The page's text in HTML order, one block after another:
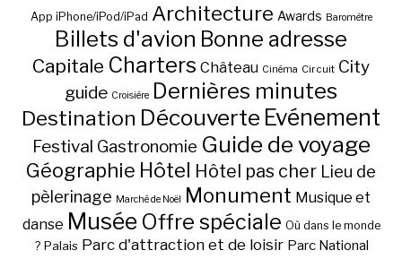
App iPhone/iPod/iPad Architecture Awards Baromètre
Billets d'avion Bonne adresse
Capitale Charters Château Cinéma Circuit City
guide Croisière Dernières minutes
Destination Découverte Evénement
Festival Gastronomie Guide de voyage
Géographie Hôtel Hôtel pas cher Lieu de
pèlerinage Marché de Noël Monument Musique et
danse Musée Offre spéciale Où dans le monde
? Palais Parc d'attraction et de loisir Parc National